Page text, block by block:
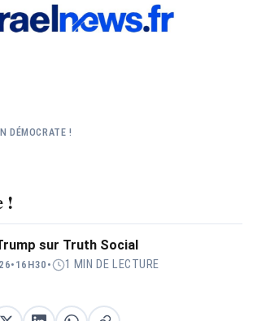
DÉMOCRATE !
!
sur Truth Social
• 16H30 • 1 MIN DE LECTURE